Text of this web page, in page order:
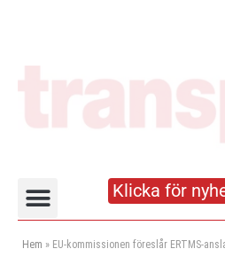
Klicka för
Hem » EU-kommissionen föreslår ERTMS-